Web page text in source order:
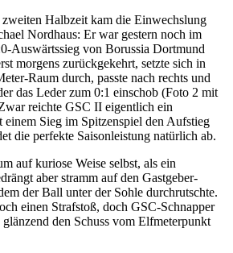
Halbzeit kam die Einwechslung
Nordhaus: Er war gestern noch im
Auswärtssieg von Borussia Dortmund
morgens zurückgekehrt, setzte sich in
Raum durch, passte nach rechts und
das Leder zum 0:1 einschob (Foto 2 mit
reichte GSC II eigentlich ein
einem Sieg im Spitzenspiel den Aufstieg
die perfekte Saisonleistung natürlich ab.
auf kuriose Weise selbst, als ein
aber stramm auf den Gastgeber-
der Ball unter der Sohle durchrutschte.
einen Strafstoß, doch GSC-Schnapper
den Schuss vom Elfmeterpunkt